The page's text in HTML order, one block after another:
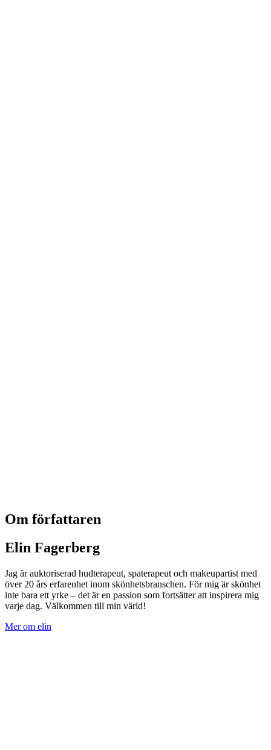
Om författaren
Elin Fagerberg
Jag är auktoriserad hudterapeut, spaterapeut och makeupartist med
över 20 års erfarenhet inom skönhetsbranschen. För mig är skönhet
inte bara ett yrke – det är en passion som fortsätter att inspirera mig
varje dag. Välkommen till min värld!
Mer om elin